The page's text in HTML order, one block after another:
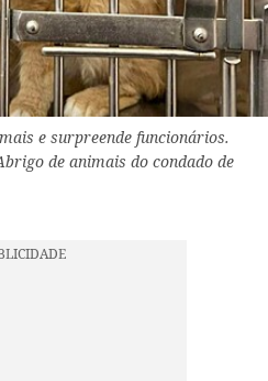
e surpreende funcionários.
de animais do condado de